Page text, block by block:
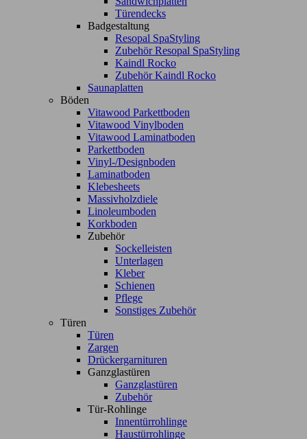
Türendecks
Badgestaltung
Resopal SpaStyling
Zubehör Resopal SpaStyling
Kaindl Rocko
Zubehör Kaindl Rocko
Saunaplatten
Böden
Vitawood Parkettboden
Vitawood Vinylboden
Vitawood Laminatboden
Parkettboden
Vinyl-/Designboden
Laminatboden
Klebesheets
Massivholzdiele
Linoleumboden
Korkboden
Zubehör
Sockelleisten
Unterlagen
Kleber
Schienen
Pflege
Sonstiges Zubehör
Türen
Türen
Zargen
Drückergarnituren
Ganzglastüren
Ganzglastüren
Zubehör
Tür-Rohlinge
Innentürrohlinge
Haustürrohlinge